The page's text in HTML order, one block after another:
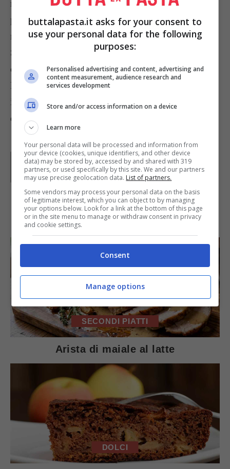
mettetelo su una placca foderata di carta da forno,
poi con il resto dell’impasto formate 12 palline e
mettetele intorno al disco, come se fosse un fiore.
Spnellate la parte centrale del disco con del
e distribuitevi sopra i pistacchi.
Fate di nuovo lievitare per circa 15 minuti, poi
infornate in forno riscaldato a 200° per un quarto
d’ora.
Parole diPaoletta
Paoletta è stata collaboratrice di Buttalapasta dal 2008
al 2011, spaziando tra tutte le tipologie di ricette, dai
primi ai contorni, dai secondi ai dolci.
IN PRIMO PIANO
SECONDI PIATTI
Arista di maiale al latte
DOLCI
buttalapasta.it asks for your consent to
use your personal data for the following
purposes:
Personalised advertising and content, advertising and
content measurement, audience research and
services development
Store and/or access information on a device
Learn more
Your personal data will be processed and information from
your device (cookies, unique identifiers, and other device
data) may be stored by, accessed by and shared with 319
partners, or used specifically by this site. We and our partners
may use precise geolocation data. List of partners.
Some vendors may process your personal data on the basis
of legitimate interest, which you can object to by managing
your options below. Look for a link at the bottom of this page
or in the site menu to manage or withdraw consent in privacy
and cookie settings.
Consent
Manage options